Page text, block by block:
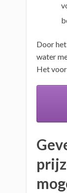
Door
water
Het